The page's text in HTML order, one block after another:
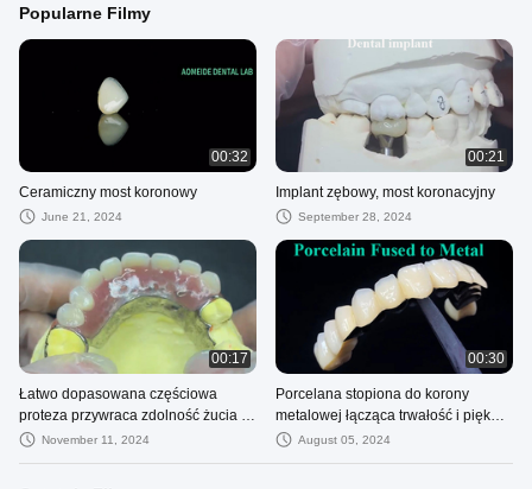
Popularne Filmy
00:32
Ceramiczny most koronowy
June 21, 2024
00:21
Implant zębowy, most koronacyjny
September 28, 2024
00:17
Łatwo dopasowana częściowa
proteza przywraca zdolność żucia i
mówienia
November 11, 2024
00:30
Porcelana stopiona do korony
metalowej łącząca trwałość i piękno
dla zdrowia zębów
August 05, 2024